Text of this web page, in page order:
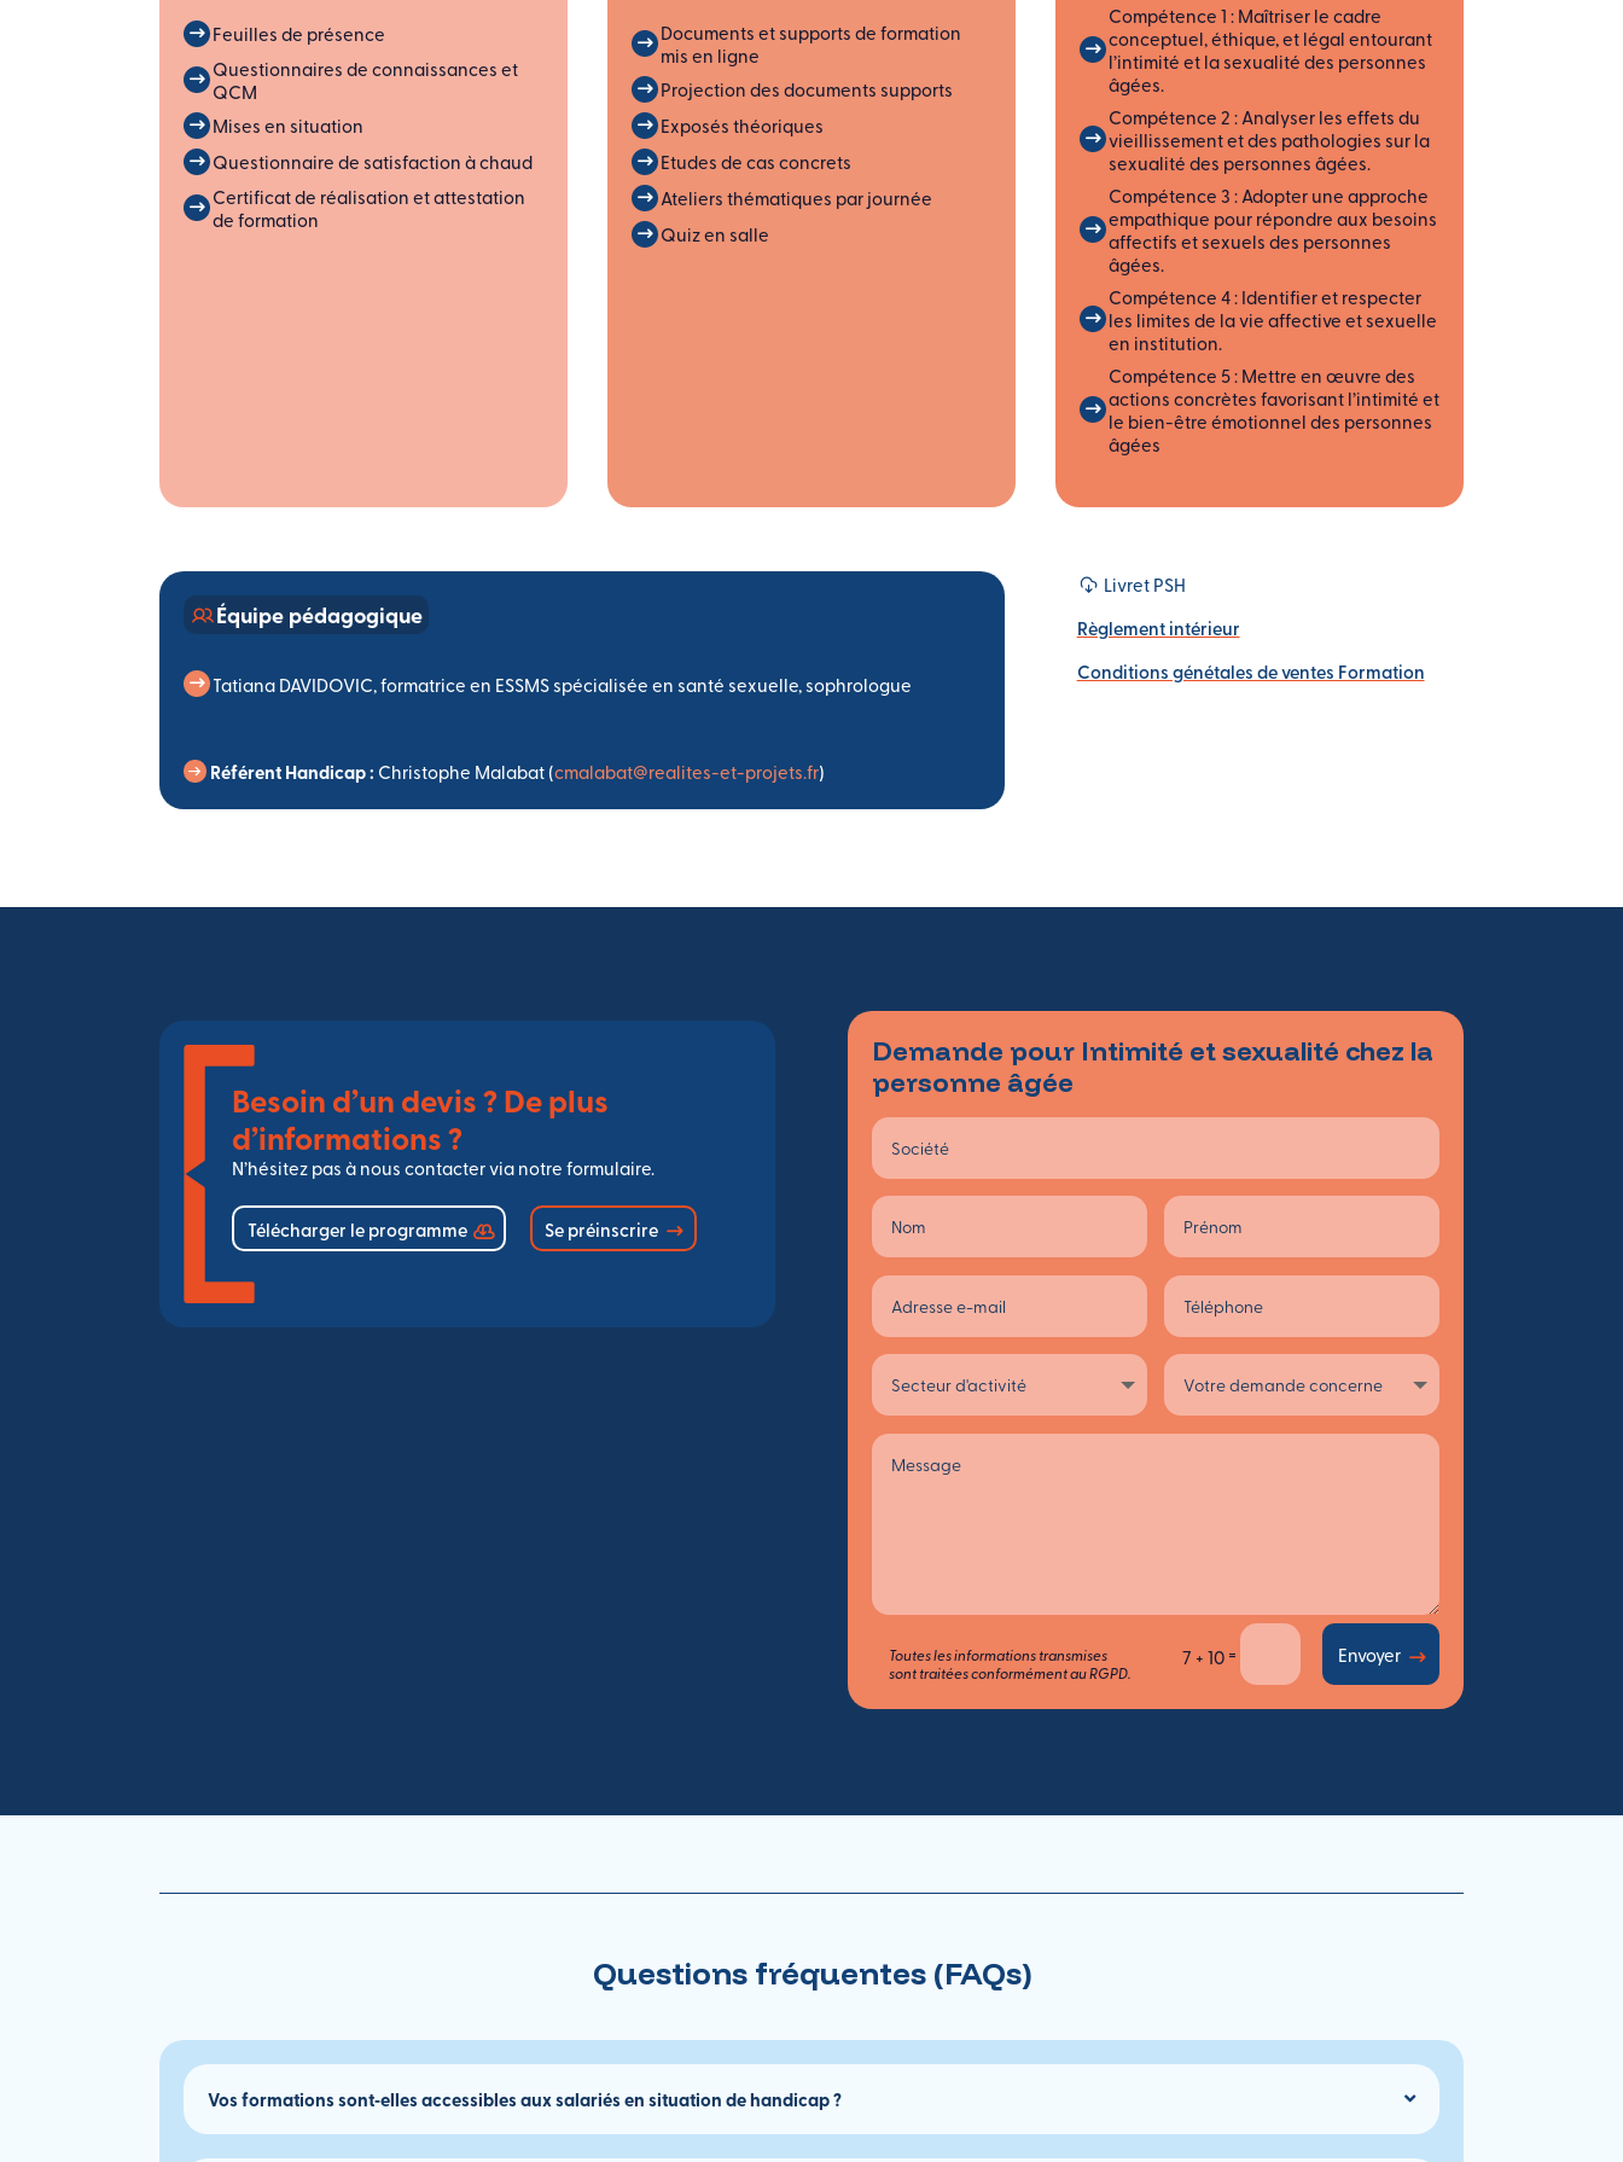
Feuilles de présence
Questionnaires de connaissances et
QCM
Mises en situation
Questionnaire de satisfaction à chaud
Certificat de réalisation et attestation
de formation
Documents et supports de formation
mis en ligne
Projection des documents supports
Exposés théoriques
Etudes de cas concrets
Ateliers thématiques par journée
Quiz en salle
Compétence 1 : Maîtriser le cadre
conceptuel, éthique, et légal entourant
l’intimité et la sexualité des personnes
âgées.
Compétence 2 : Analyser les effets du
vieillissement et des pathologies sur la
sexualité des personnes âgées.
Compétence 3 : Adopter une approche
empathique pour répondre aux besoins
affectifs et sexuels des personnes
âgées.
Compétence 4 : Identifier et respecter
les limites de la vie affective et sexuelle
en institution.
Compétence 5 : Mettre en œuvre des
actions concrètes favorisant l’intimité et
le bien-être émotionnel des personnes
âgées
Équipe pédagogique
Tatiana DAVIDOVIC, formatrice en ESSMS spécialisée en santé sexuelle, sophrologue
Référent Handicap : Christophe Malabat (cmalabat@realites-et-projets.fr)
Livret PSH
Règlement intérieur
Conditions génétales de ventes Formation
Besoin d’un devis ? De plus
d’informations ?
N’hésitez pas à nous contacter via notre formulaire.
Télécharger le programme Se préinscrire
Demande pour Intimité et sexualité chez la
personne âgée
7 + 10= Envoyer
Toutes les informations transmises
sont traitées conformément au RGPD.
Questions fréquentes (FAQs)
Vos formations sont‑elles accessibles aux salariés en situation de handicap ?